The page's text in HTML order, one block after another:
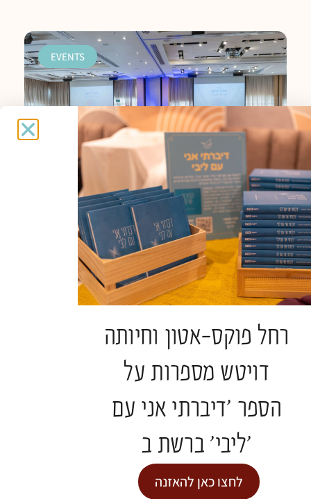
EVENTS
Healing Connection –
Haverut Conference 2025
READ MORE »
רחל פוקס-אטון וחיותה
דויטש מספרות על
הספר 'דיברתי אני עם
ליבי' ברשת ב'
לחצו כאן להאזנה